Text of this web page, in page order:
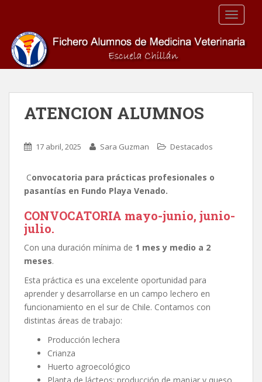
ATENCION ALUMNOS
17 abril, 2025 Sara Guzman Destacados
Convocatoria para prácticas profesionales o
pasantías en Fundo Playa Venado.
CONVOCATORIA mayo-junio, junio-
julio.
Con una duración mínima de 1 mes y medio a 2
meses.
Esta práctica es una excelente oportunidad para
aprender y desarrollarse en un campo lechero en
funcionamiento en el sur de Chile. Contamos con
distintas áreas de trabajo:
Producción lechera
Crianza
Huerto agroecológico
Planta de lácteos: producción de manjar y queso